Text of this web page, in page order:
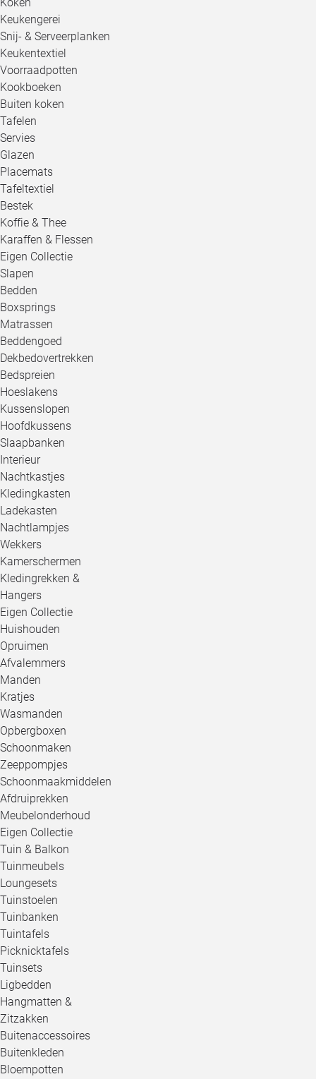
Keukengerei
Snij- & Serveerplanken
Keukentextiel
Voorraadpotten
Kookboeken
Buiten koken
Tafelen
Servies
Glazen
Placemats
Tafeltextiel
Bestek
Koffie & Thee
Karaffen & Flessen
Eigen Collectie
Slapen
Bedden
Boxsprings
Matrassen
Beddengoed
Dekbedovertrekken
Bedspreien
Hoeslakens
Kussenslopen
Hoofdkussens
Slaapbanken
Interieur
Nachtkastjes
Kledingkasten
Ladekasten
Nachtlampjes
Wekkers
Kamerschermen
Kledingrekken &
Hangers
Eigen Collectie
Huishouden
Opruimen
Afvalemmers
Manden
Kratjes
Wasmanden
Opbergboxen
Schoonmaken
Zeeppompjes
Schoonmaakmiddelen
Afdruiprekken
Meubelonderhoud
Eigen Collectie
Tuin & Balkon
Tuinmeubels
Loungesets
Tuinstoelen
Tuinbanken
Tuintafels
Picknicktafels
Tuinsets
Ligbedden
Hangmatten &
Zitzakken
Buitenaccessoires
Buitenkleden
Bloempotten